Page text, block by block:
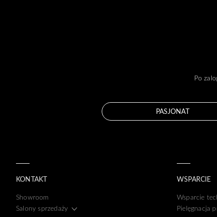
Po
PASJONAT
KONTAKT
Showroom
Salony sprzedaży
WSPARCIE
Wsparcie
Pielęgnacja